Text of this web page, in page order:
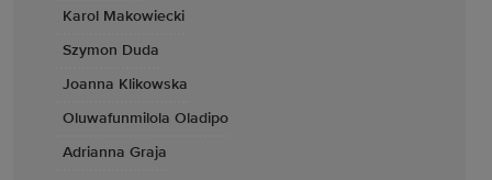
Karol Makowiecki
Szymon Duda
Joanna Klikowska
Oluwafunmilola Oladipo
Adrianna Graja